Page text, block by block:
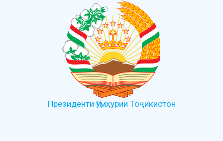
Президенти Ҷумҳурии Тоҷикистон